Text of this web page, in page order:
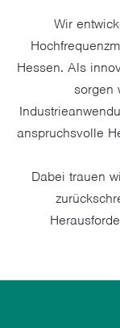
Wir
Hessen. Als
sorgen
anspruchsvolle
Dabei trauen